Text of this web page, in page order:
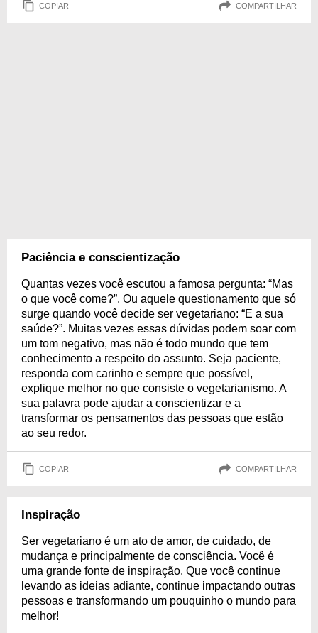
COPIAR COMPARTILHAR
Paciência e conscientização
Quantas vezes você escutou a famosa pergunta: “Mas
o que você come?”. Ou aquele questionamento que só
surge quando você decide ser vegetariano: “E a sua
saúde?”. Muitas vezes essas dúvidas podem soar com
um tom negativo, mas não é todo mundo que tem
conhecimento a respeito do assunto. Seja paciente,
responda com carinho e sempre que possível,
explique melhor no que consiste o vegetarianismo. A
sua palavra pode ajudar a conscientizar e a
transformar os pensamentos das pessoas que estão
ao seu redor.
COPIAR COMPARTILHAR
Inspiração
Ser vegetariano é um ato de amor, de cuidado, de
mudança e principalmente de consciência. Você é
uma grande fonte de inspiração. Que você continue
levando as ideias adiante, continue impactando outras
pessoas e transformando um pouquinho o mundo para
melhor!